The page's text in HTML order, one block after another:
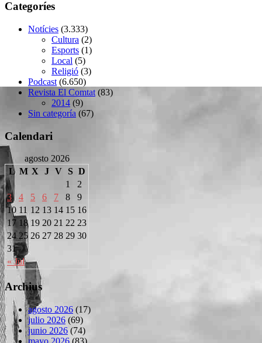
Categoríes
Notícies (3.333)
Cultura (2)
Esports (1)
Local (5)
Religió (3)
Podcast (6.650)
Revista El Comtat (83)
2014 (9)
Sin categoría (67)
Calendari
agosto 2026
L M X J V S D
« Jul
1
2
3
4 5 6 7 8
9
10 11 12 13 14 15 16
17 18 19 20 21 22 23
24 25 26 27 28 29 30
31
Archius
agosto 2026 (17)
julio 2026 (69)
junio 2026 (74)
mayo 2026 (83)